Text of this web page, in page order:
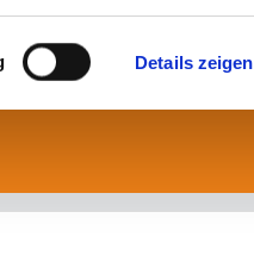
Details zeigen